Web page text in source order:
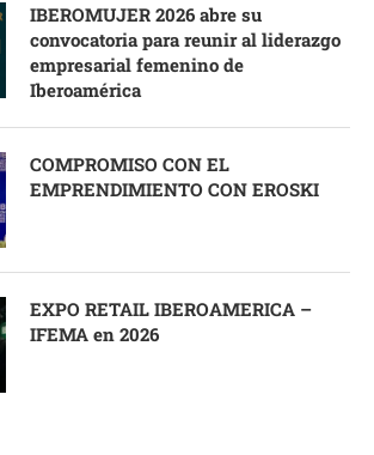
IBEROMUJER 2026 abre su
convocatoria para reunir al liderazgo
empresarial femenino de
Iberoamérica
COMPROMISO CON EL
EMPRENDIMIENTO CON EROSKI
EXPO RETAIL IBEROAMERICA –
IFEMA en 2026